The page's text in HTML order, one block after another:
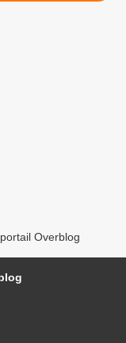
Overblog